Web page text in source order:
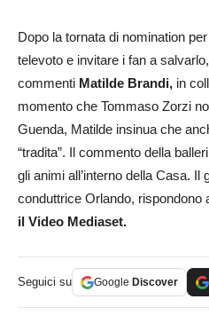
Dopo la tornata di nomination
televoto e invitare i fan a
commenti Matilde Brandi, in
momento che Tommaso Zorzi
Guenda, Matilde insinua che
“tradita”. Il commento della
gli animi all’interno della Casa.
conduttrice Orlando, rispondono
il Video Mediaset.
Seguici su Google Discover